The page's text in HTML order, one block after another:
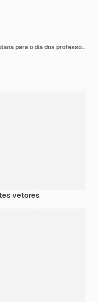
Modelo de capa de mídia social plana para o dia dos professores
vetores